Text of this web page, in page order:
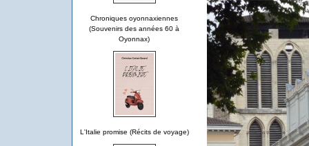
Chroniques oyonnaxiennes
(Souvenirs des années 60 à
Oyonnax)
L'Italie promise (Récits de voyage)